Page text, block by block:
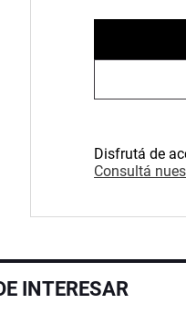
Disfrutá de
Consultá
INTERESAR